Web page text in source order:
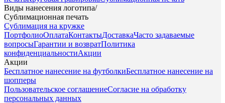
Виды нанесения логотипа/
Сублимационная печать
Сублимация на кружке
ПортфолиоОплатаКонтактыДоставкаЧасто задаваемые
вопросыГарантии и возвратПолитика
конфиденциальностиАкции
Акции
Бесплатное нанесение на футболкиБесплатное нанесение на
шопперы
Пользовательское соглашениеСогласие на обработку
персональных данных